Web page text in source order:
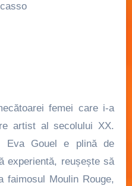
femei care i-a
artist al secolului XX.
Eva Gouel e plină de
experientă, reușește să
faimosul Moulin Rouge,